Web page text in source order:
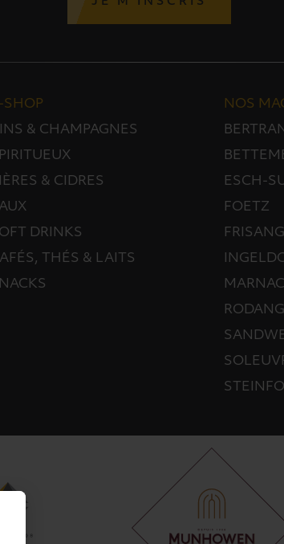
SHOP
& CHAMPAGNES
& CIDRES
DRINKS
THÉS & LAITS
NOS
ESCH-
FOETZ